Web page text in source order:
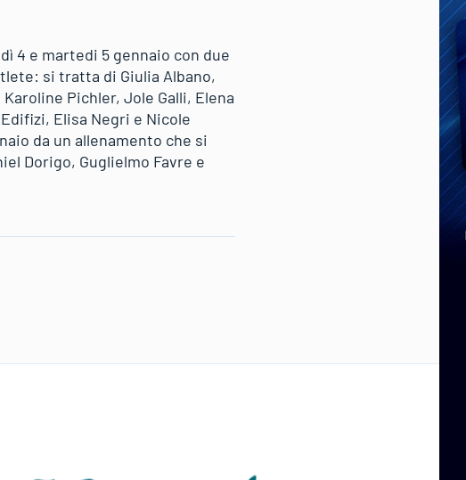
4 e martedi 5 gennaio con due
si tratta di Giulia Albano,
Pichler, Jole Galli, Elena
Elisa Negri e Nicole
da un allenamento che si
Dorigo, Guglielmo Favre e